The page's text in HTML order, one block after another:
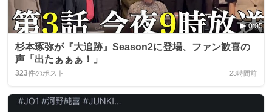
0:05
杉本琢弥が『大追跡』Season2に登場、ファン歓喜の
声「出たぁぁぁ！」
323件のポスト 23時間前